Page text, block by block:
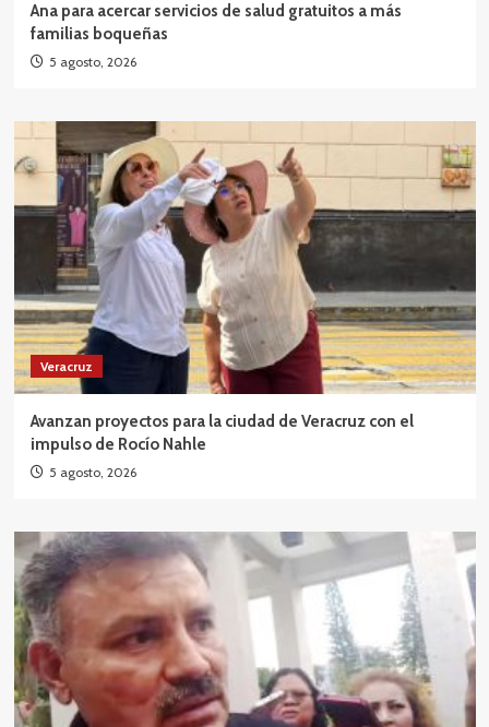
Ana para acercar servicios de salud gratuitos a más
familias boqueñas
5 agosto, 2026
Veracruz
Avanzan proyectos para la ciudad de Veracruz con el
impulso de Rocío Nahle
5 agosto, 2026